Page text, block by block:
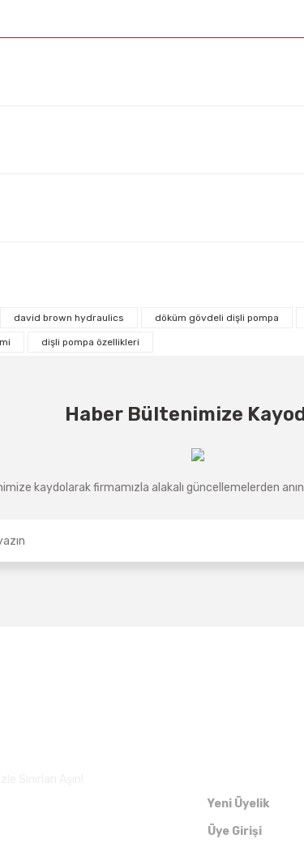
david brown hydraulics döküm gövdeli dişli pompa
dişli pompa özellikleri
Haber Bültenimize
kaydolarak firmamızla alakalı güncellemelerden
Yeni Üyelik
Üye Girişi